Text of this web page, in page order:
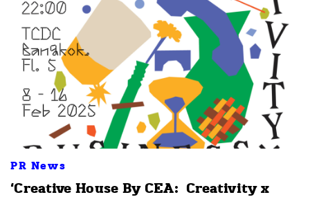
PR News
‘Creative House By CEA: Creativity x
ค้นหา
SHARE TWEET LINE EMAIL